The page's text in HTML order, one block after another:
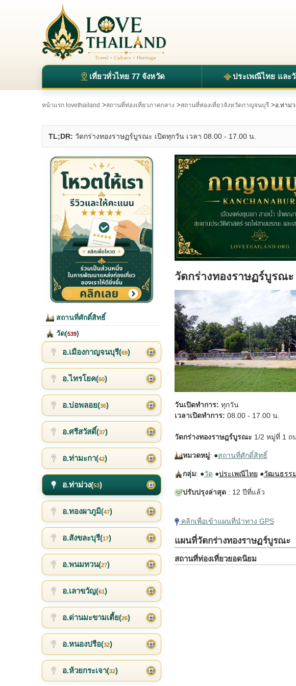
เที่ยวทั่วไทย 77 จังหวัด ประเพณีไทย และ
หน้าแรก lovethailand >สถานที่ท่องเที่ยวภาคกลาง >สถานที่ท่องเที่ยวจังหวัดกาญจนบุรี >อ.ท่าม่ว
TL;DR: วัดกร่างทองราษฏร์บูรณะ เปิดทุกวัน เวลา 08.00 - 17.00 น.
วัดกร่างทองราษฏร์บูรณะ
วันเปิดทำการ: ทุกวัน
เวลาเปิดทำการ: 08.00 - 17.00 น.
วัดกร่างทองราษฎร์บูรณะ 1/2 หมู่ที่ 1 ถ
หมวดหมู่: ●สถานที่ศักดิ์สิทธิ์
กลุ่ม: ●วัด ●ประเพณีไทย ●วัฒนธรร
ปรับปรุงล่าสุด: 12 ปีที่แล้ว
คลิกเพื่อเข้าแผนที่นำทาง GPS
แผนที่วัดกร่างทองราษฏร์บูรณะ
สถานที่ท่องเที่ยวยอดนิยม
สถานที่ศักดิ์สิทธิ์
วัด(539)
อ.เมืองกาญจนบุรี(69)
อ.ไทรโยค(60)
อ.บ่อพลอย(36)
อ.ศรีสวัสดิ์(37)
อ.ท่ามะกา(42)
อ.ท่าม่วง(53)
อ.ทองผาภูมิ(47)
อ.สังขละบุรี(17)
อ.พนมทวน(27)
อ.เลาขวัญ(61)
อ.ด่านมะขามเตี้ย(26)
อ.หนองปรือ(32)
อ.ห้วยกระเจา(32)